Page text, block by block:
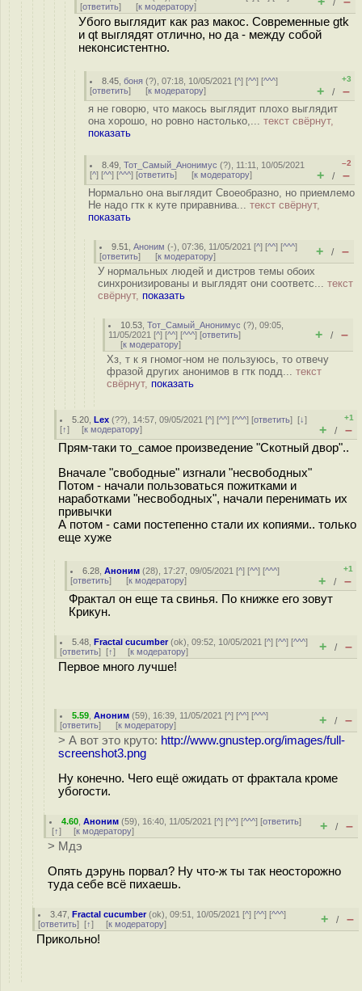
[ответить] [к модератору] /
Убого выглядит как раз макос. Современные gtk
и qt выглядят отлично, но да - между собой
неконсистентно.
8.45 ,боня (?), 07:18, 10/05/2021 [^] [^^] [^^^]
[ответить] [к модератору]
+3
+ / –
я не говорю, что макось выглядит плохо выглядит
она хорошо, но ровно настолько,... текст свёрнут,
показать
8.49 ,Тот_Самый_Анонимус (?), 11:11, 10/05/2021
[^] [^^] [^^^] [ответить] [к модератору]
–2
+ / –
Нормально она выглядит Своеобразно, но приемлемо
Не надо гтк к куте приравнива... текст свёрнут,
показать
9.51 ,Аноним (-), 07:36, 11/05/2021 [^] [^^] [^^^]
[ответить] [к модератору] + / –
У нормальных людей и дистров темы обоих
синхронизированы и выглядят они соответс... текст
свёрнут, показать
10.53 ,Тот_Самый_Анонимус (?), 09:05,
11/05/2021 [^] [^^] [^^^] [ответить]
[к модератору]
+ / –
Хз, т к я гномог-ном не пользуюсь, то отвечу
фразой других анонимов в гтк подд... текст
свёрнут, показать
5.20 ,Lex (??), 14:57, 09/05/2021 [^] [^^] [^^^] [ответить][↓]
[↑] [к модератору]
+1
+ / –
Прям-таки то_самое произведение "Скотный двор"..
Вначале "свободные" изгнали "несвободных"
Потом - начали пользоваться пожитками и
наработками "несвободных", начали перенимать их
привычки
А потом - сами постепенно стали их копиями.. только
еще хуже
6.28 ,Аноним (28), 17:27, 09/05/2021 [^] [^^] [^^^]
[ответить] [к модератору]
+1
+ / –
Фрактал он еще та свинья. По книжке его зовут
Крикун.
5.48 ,Fractal cucumber(ok), 09:52, 10/05/2021 [^] [^^] [^^^]
[ответить] [↑] [к модератору] + / –
Первое много лучше!
5.59 ,Аноним (59), 16:39, 11/05/2021 [^] [^^] [^^^]
[ответить] [к модератору] + / –
> А вот это круто: http://www.gnustep.org/images/full-
screenshot3.png
Ну конечно. Чего ещё ожидать от фрактала кроме
убогости.
4.60 ,Аноним (59), 16:40, 11/05/2021 [^] [^^] [^^^] [ответить]
[↑] [к модератору] + / –
> Мдэ
Опять дэрунь порвал? Ну что-ж ты так неосторожно
туда себе всё пихаешь.
3.47 ,Fractal cucumber(ok), 09:51, 10/05/2021 [^] [^^] [^^^]
[ответить] [↑] [к модератору] + / –
Прикольно!